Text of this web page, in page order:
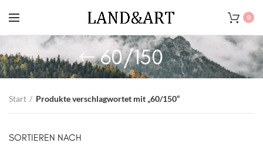
0
60/150
Start Produkte verschlagwortet mit „60/150“
SORTIEREN NACH